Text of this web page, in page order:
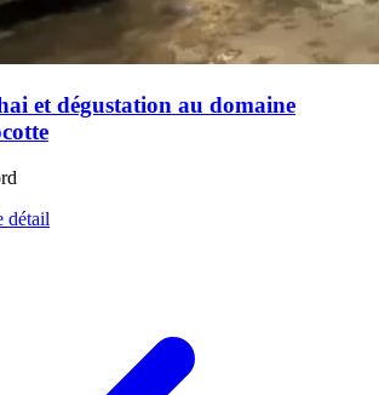
et dégustation au domaine
détail